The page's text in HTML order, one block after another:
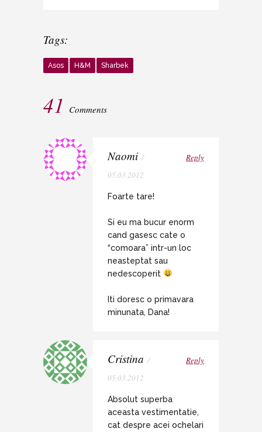
Tags:
Asos H&M Sharbek
41 Comments
Naomi /
05.03.2012
Reply
Foarte tare!
Si eu ma bucur enorm
cand gasesc cate o
“comoara” intr-un loc
neasteptat sau
nedescoperit
Iti doresc o primavara
minunata, Dana!
Cristina /
05.03.2012
Reply
Absolut superba
aceasta vestimentatie,
cat despre acei ochelari